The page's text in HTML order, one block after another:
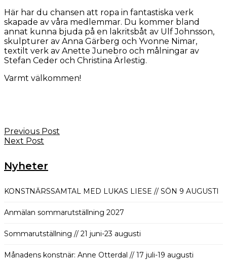
Här har du chansen att ropa in fantastiska verk
skapade av våra medlemmar. Du kommer bland
annat kunna bjuda på en lakritsbåt av Ulf Johnsson,
skulpturer av Anna Gärberg och Yvonne Nimar,
textilt verk av Anette Junebro och målningar av
Stefan Ceder och Christina Ärlestig.
Varmt välkommen!
Previous Post
Next Post
Nyheter
KONSTNÄRSSAMTAL MED LUKAS LIESE // SÖN 9 AUGUSTI
Anmälan sommarutställning 2027
Sommarutställning // 21 juni-23 augusti
Månadens konstnär: Anne Otterdal // 17 juli-19 augusti